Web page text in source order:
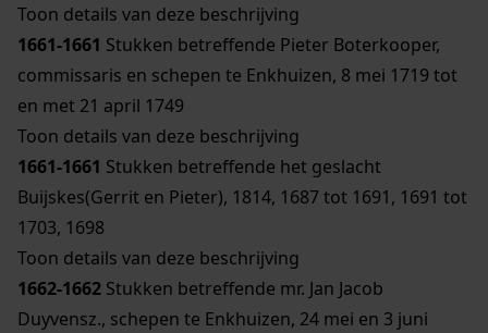
Toon details van deze beschrijving
1661-1661 Stukken betreffende Pieter Boterkooper,
commissaris en schepen te Enkhuizen, 8 mei 1719 tot
en met 21 april 1749
Toon details van deze beschrijving
1661-1661 Stukken betreffende het geslacht
Buijskes(Gerrit en Pieter), 1814, 1687 tot 1691, 1691 tot
1703, 1698
Toon details van deze beschrijving
1662-1662 Stukken betreffende mr. Jan Jacob
Duyvensz., schepen te Enkhuizen, 24 mei en 3 juni